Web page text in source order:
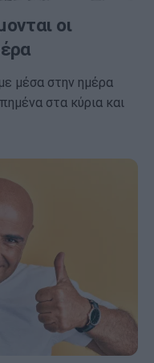
οι
μέσα στην ημέρα
στα κύρια και